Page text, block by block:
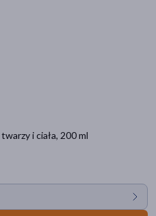
i ciała, 200 ml